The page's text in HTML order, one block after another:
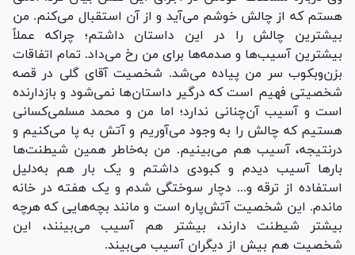
هستم که از چالش خوشم می‌آید و از آن استقبال می‌کنم. من
بیشترین چالش را در این داستان داشتم؛ چراکه عملاً
بیشترین آسیب‌ها و صدمه‌ها برای من رخ می‌داد. تمام اتفاقات
بزن‌وبکوب سر من پیاده می‌شد. شخصیت آقای گلی در قصه
شخصیتی فهیم است که درگیر داستان‌ها نمی‌شود و بازدارنده
است و آسیب آن‌چنانی ندارد؛ اما من و محمد مسلمی‌کسانی
هستیم که چالش را به وجود می‌آوریم و آتش به پا می‌کنیم و
درنتیجه، آسیب هم می‌بینیم. من به‌خاطر همین شیطنت‌ها
بار‌ها آسیب دیدم و کبودی داشتم و یک بار هم به‌دلیل
استفاده از ترقه و... دچار سوختگی شدم و یک هفته در خانه
ماندم. این شخصیت آتش‌پاره است و مانند بچه‌هایی که هرچه
بیشتر شیطنت دارند، بیشتر هم آسیب می‌بینند، این
شخصیت هم بیش از دیگران آسیب می‌بیند.